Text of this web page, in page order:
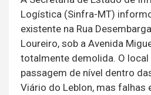
Logística (Sinfra-MT)
existente na Rua
Loureiro, sob a Avenida
totalmente demolida. O local
passagem de nível dentro
Viário do Leblon, mas falhas